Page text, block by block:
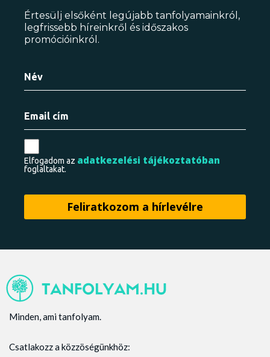
Értesülj elsőként legújabb tanfolyamainkról,
legfrissebb híreinkről és időszakos
promócióinkról.
Elfogadom az adatkezelési tájékoztatóban
foglaltakat.
Minden, ami tanfolyam.
Csatlakozz a közzöségünkhöz: